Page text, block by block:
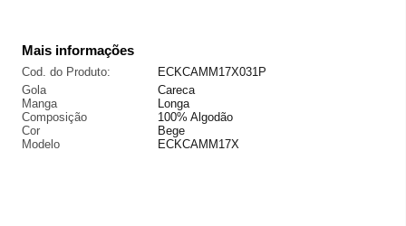
Mais informações
Cod. do Produto:
ECKCAMM17X031P
Gola
Careca
Manga
Longa
Composição
100% Algodão
Cor
Bege
Modelo
ECKCAMM17X